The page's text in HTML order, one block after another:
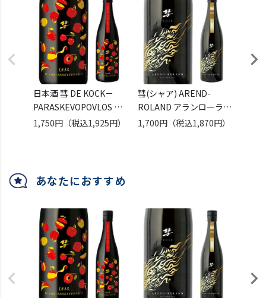
日本酒 彗 DE KOCK－
PARASKEVOPOVLOS 純
米吟醸無濾過原酒 13度
S
1,750円 （税込1,925円）
彗(シャア) AREND-
ROLAND アランローラン
純米吟醸 720ml 13度 日
1,700円 （税込1,870円）
あなたにおすすめ